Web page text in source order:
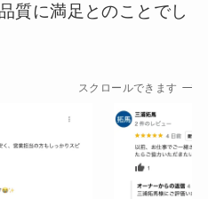
質に満足とのことでし
スクロールできます